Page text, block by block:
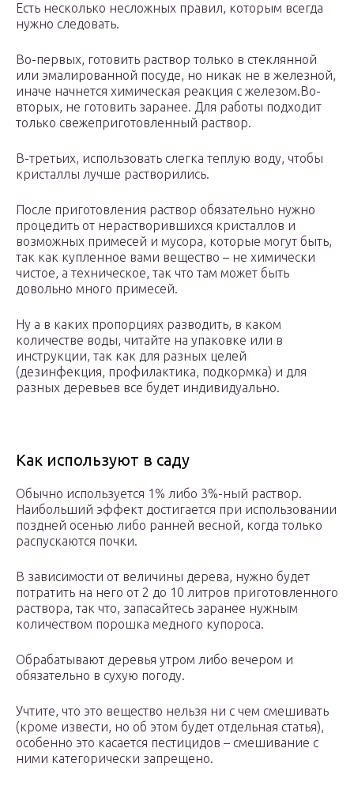
Есть несколько несложных правил, которым всегда
нужно следовать.
Во-первых, готовить раствор только в стеклянной
или эмалированной посуде, но никак не в железной,
иначе начнется химическая реакция с железом.Во-
вторых, не готовить заранее. Для работы подходит
только свежеприготовленный раствор.
В-третьих, использовать слегка теплую воду, чтобы
кристаллы лучше растворились.
После приготовления раствор обязательно нужно
процедить от нерастворившихся кристаллов и
возможных примесей и мусора, которые могут быть,
так как купленное вами вещество – не химически
чистое, а техническое, так что там может быть
довольно много примесей.
Ну а в каких пропорциях разводить, в каком
количестве воды, читайте на упаковке или в
инструкции, так как для разных целей
(дезинфекция, профилактика, подкормка) и для
разных деревьев все будет индивидуально.
Как используют в саду
Обычно используется 1% либо 3%-ный раствор.
Наибольший эффект достигается при использовании
поздней осенью либо ранней весной, когда только
распускаются почки.
В зависимости от величины дерева, нужно будет
потратить на него от 2 до 10 литров приготовленного
раствора, так что, запасайтесь заранее нужным
количеством порошка медного купороса.
Обрабатывают деревья утром либо вечером и
обязательно в сухую погоду.
Учтите, что это вещество нельзя ни с чем смешивать
(кроме извести, но об этом будет отдельная статья),
особенно это касается пестицидов – смешивание с
ними категорически запрещено.